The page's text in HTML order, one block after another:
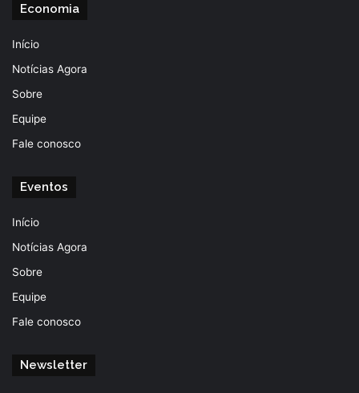
Economia
Início
Notícias Agora
Sobre
Equipe
Fale conosco
Eventos
Início
Notícias Agora
Sobre
Equipe
Fale conosco
Newsletter